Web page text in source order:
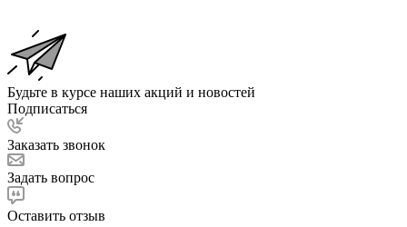
Будьте в курсе наших акций и новостей
Подписаться
Заказать звонок
Задать вопрос
Оставить отзыв